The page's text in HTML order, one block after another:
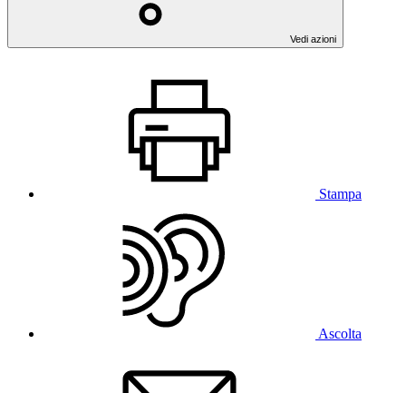
Vedi azioni
Stampa
Ascolta